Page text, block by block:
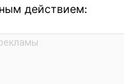
действием: